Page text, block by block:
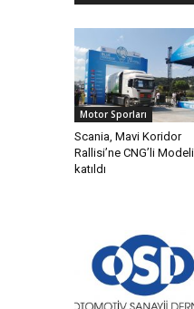
Motor Sporları
Scania, Mavi Koridor
Rallisi’ne CNG’li
katıldı